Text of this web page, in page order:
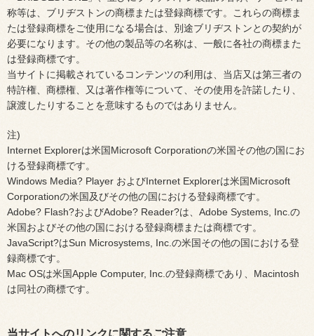
称等は、ブリヂストンの商標または登録商標です。これらの商標ま
たは登録商標をご使用になる場合は、別途ブリヂストンとの契約が
必要になります。その他の製品等の名称は、一般に各社の商標また
は登録商標です。
当サイトに掲載されているコンテンツの利用は、当店又は第三者の
特許権、商標権、又は著作権等について、その使用を許諾したり、
譲渡したりすることを意味するものではありません。
注)
Internet Explorerは米国Microsoft Corporationの米国その他の国にお
ける登録商標です。
Windows Media? Player およびInternet Explorerは米国Microsoft
Corporationの米国及びその他の国における登録商標です。
Adobe? Flash?およびAdobe? Reader?は、Adobe Systems, Inc.の
米国およびその他の国における登録商標または商標です。
JavaScript?はSun Microsystems, Inc.の米国その他の国における登
録商標です。
Mac OSは米国Apple Computer, Inc.の登録商標であり、Macintosh
は同社の商標です。
当サイトへのリンクに関するご注意